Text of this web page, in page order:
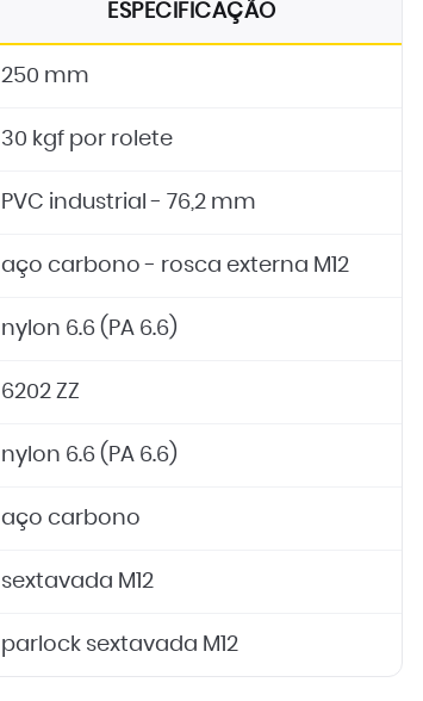
ESPECIFICAÇÃO
250 mm
30 kgf por rolete
PVC industrial - 76,2 mm
aço carbono - rosca externa M12
nylon 6.6 (PA 6.6)
6202 ZZ
nylon 6.6 (PA 6.6)
aço carbono
sextavada M12
parlock sextavada M12